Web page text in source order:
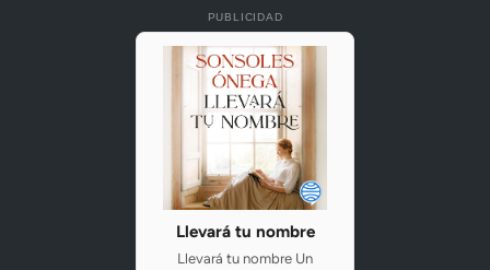
PUBLICIDAD
Llevará tu nombre
Llevará tu nombre Un